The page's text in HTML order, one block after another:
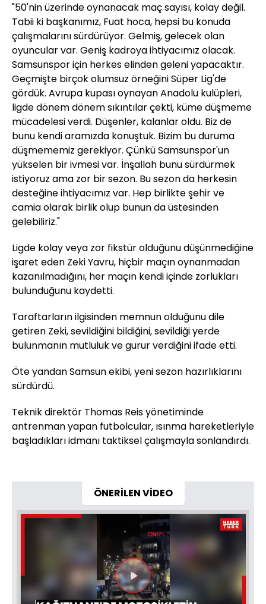
"50'nin üzerinde oynanacak maç sayısı, kolay değil.
Tabii ki başkanımız, Fuat hoca, hepsi bu konuda
çalışmalarını sürdürüyor. Gelmiş, gelecek olan
oyuncular var. Geniş kadroya ihtiyacımız olacak.
Samsunspor için herkes elinden geleni yapacaktır.
Geçmişte birçok olumsuz örneğini Süper Lig'de
gördük. Avrupa kupası oynayan Anadolu kulüpleri,
ligde dönem dönem sıkıntılar çekti, küme düşmeme
mücadelesi verdi. Düşenler, kalanlar oldu. Biz de
bunu kendi aramızda konuştuk. Bizim bu duruma
düşmememiz gerekiyor. Çünkü Samsunspor'un
yükselen bir ivmesi var. İnşallah bunu sürdürmek
istiyoruz ama zor bir sezon. Bu sezon da herkesin
desteğine ihtiyacımız var. Hep birlikte şehir ve
camia olarak birlik olup bunun da üstesinden
gelebiliriz."
Ligde kolay veya zor fikstür olduğunu düşünmediğine
işaret eden Zeki Yavru, hiçbir maçın oynanmadan
kazanılmadığını, her maçın kendi içinde zorlukları
bulunduğunu kaydetti.
Taraftarların ilgisinden memnun olduğunu dile
getiren Zeki, sevildiğini bildiğini, sevildiği yerde
bulunmanın mutluluk ve gurur verdiğini ifade etti.
Öte yandan Samsun ekibi, yeni sezon hazırlıklarını
sürdürdü.
Teknik direktör Thomas Reis yönetiminde
antrenman yapan futbolcular, ısınma hareketleriyle
başladıkları idmanı taktiksel çalışmayla sonlandırdı.
ÖNERİLEN VİDEO
Videoyu